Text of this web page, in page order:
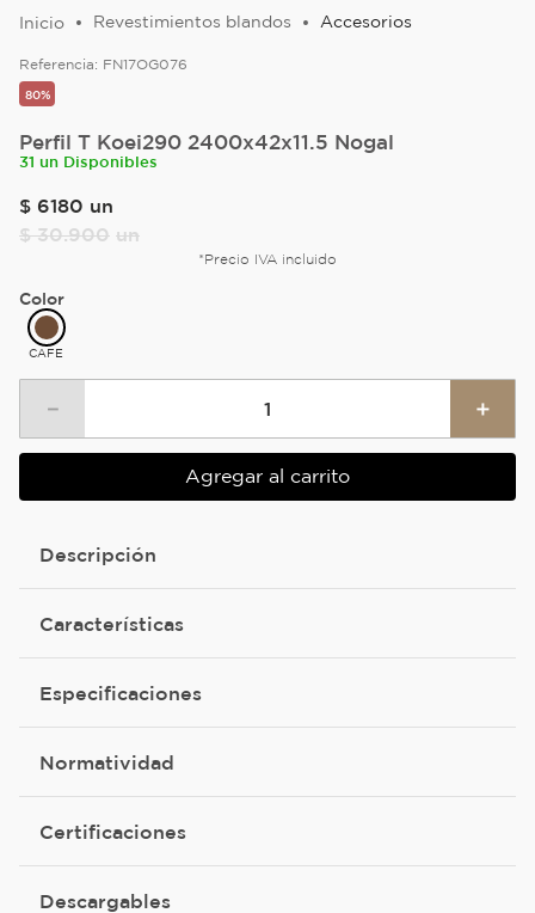
Revestimientos blandos Accesorios
Referencia: FN17OG076
80%
Perfil T Koei290 2400x42x11.5 Nogal
31 un Disponibles
$ 6180 un
$ 30.900 un
*Precio IVA incluido
Color
CAFE
＋
－
Agregar al carrito
Descripción
Características
Especificaciones
Normatividad
Certificaciones
Descargables